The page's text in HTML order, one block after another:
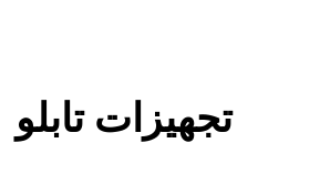
تجهیزات تابلو